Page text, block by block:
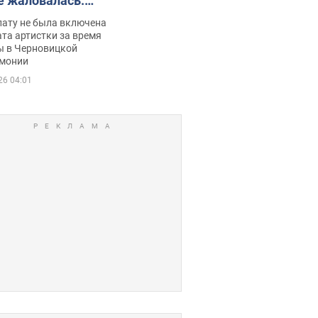
получала
не была включена
артистки за время
в Черновицкой
04:01